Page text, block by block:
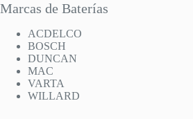
Marcas de Baterías
ACDELCO
BOSCH
DUNCAN
MAC
VARTA
WILLARD